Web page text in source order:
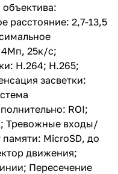
расстояние: 2,7-13,5
4Мп, 25к/с;
H.264; H.265;
засветки:
ROI;
Тревожные входы/
MicroSD, до
движения;
Пересечение